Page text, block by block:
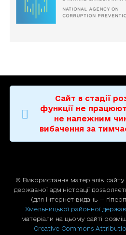
Сайт в стадії
функції не
не належним
вибачення за
© Використання матерiалiв сайту
державної адміністрації
(для iнтернет-видань —
Хмельницької районної
матеріали на цьому сайті
Creative Commons